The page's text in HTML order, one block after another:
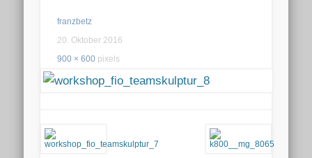
franzbetz
20. Oktober 2016
900 × 600 pixels